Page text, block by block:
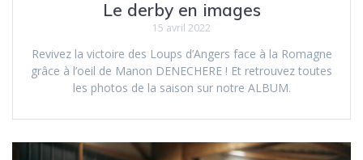
Le derby en images
15 avril 2022
Revivez la victoire des Loups d’Angers face à la Romagne
grâce à l’oeil de Manon DENECHERE ! Et retrouvez toutes
les photos de la saison sur notre ALBUM.